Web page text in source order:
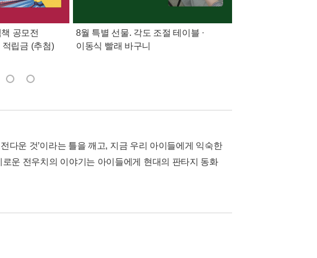
공모전
립금 (추첨)
8월 특별 선물. 각도 조절 테이블 ·
이동식 빨래 바구니
다운 것’이라는 틀을 깨고, 지금 우리 아이들에게 익숙한
운 전우치의 이야기는 아이들에게 현대의 판타지 동화